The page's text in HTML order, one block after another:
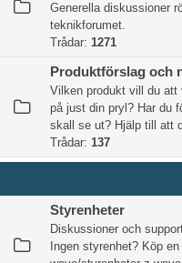
Generella diskussioner
teknikforumet.
Trådar: 1271
Produktförslag och
Vilken produkt vill du att
på just din pryl? Har du
skall se ut? Hjälp till att
Trådar: 137
Styrenheter
Diskussioner och
Ingen styrenhet? Köp en